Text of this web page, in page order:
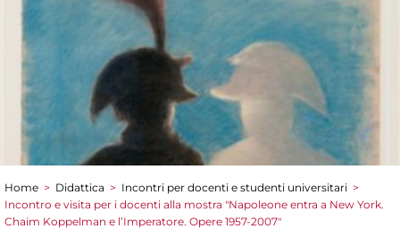
Tu sei qui
Home > Didattica > Incontri per docenti e studenti universitari >
Incontro e visita per i docenti alla mostra "Napoleone entra a New York.
Chaim Koppelman e l’Imperatore. Opere 1957-2007"